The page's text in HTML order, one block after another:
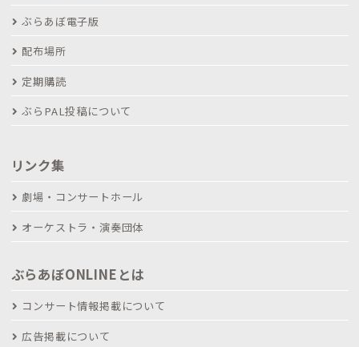
ぶらあぼ電子版
配布場所
定期購読
ぶらPAL投稿について
リンク集
劇場・コンサートホール
オーケストラ・演奏団体
ぶらあぼONLINEとは
コンサート情報掲載について
広告掲載について